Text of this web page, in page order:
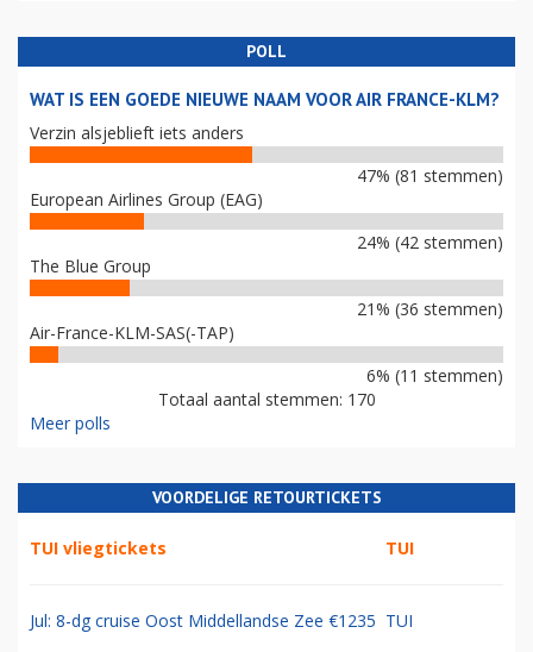
POLL
WAT IS EEN GOEDE NIEUWE NAAM VOOR AIR FRANCE-KLM?
Verzin alsjeblieft iets anders
47% (81 stemmen)
European Airlines Group (EAG)
24% (42 stemmen)
The Blue Group
21% (36 stemmen)
Air-France-KLM-SAS(-TAP)
6% (11 stemmen)
Totaal aantal stemmen: 170
Meer polls
VOORDELIGE RETOURTICKETS
TUI vliegtickets TUI
Jul: 8-dg cruise Oost Middellandse Zee €1235 TUI